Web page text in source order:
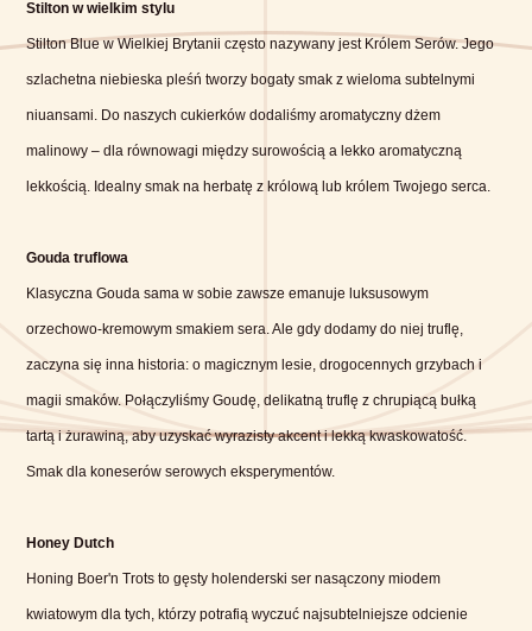
Stilton w wielkim stylu
Stilton Blue w Wielkiej Brytanii często nazywany jest Królem Serów. Jego
szlachetna niebieska pleśń tworzy bogaty smak z wieloma subtelnymi
niuansami. Do naszych cukierków dodaliśmy aromatyczny dżem
malinowy – dla równowagi między surowością a lekko aromatyczną
lekkością. Idealny smak na herbatę z królową lub królem Twojego serca.
Gouda truflowa
Klasyczna Gouda sama w sobie zawsze emanuje luksusowym
orzechowo-kremowym smakiem sera. Ale gdy dodamy do niej truflę,
zaczyna się inna historia: o magicznym lesie, drogocennych grzybach i
magii smaków. Połączyliśmy Goudę, delikatną truflę z chrupiącą bułką
tartą i żurawiną, aby uzyskać wyrazisty akcent i lekką kwaskowatość.
Smak dla koneserów serowych eksperymentów.
Honey Dutch
Honing Boer'n Trots to gęsty holenderski ser nasączony miodem
kwiatowym dla tych, którzy potrafią wyczuć najsubtelniejsze odcienie